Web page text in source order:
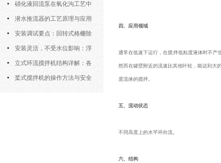
密封防水与免维护设计
硝化液回流泵在氧化沟工艺中
的布置位置对回流效果的影响
潜水推流器的工艺原理与应用
逻辑安装调试要点：回转式格栅除
污机的土建配合要求与水平度校准
安装灵活，不受水位影响：浮
筒式曝气机的结构优势与适用场景
立式环流搅拌机结构详解：各
部件的功能与协同
桨式搅拌机的操作方法与安全
四、应用领域
通常在低速下运行，在搅拌低粘度液体时不产
然而在罐壁附近的流速比其他叶轮，能达到大
度流体的搅拌。
五、流动状态
不同高度上的水平环向流。
六、结构